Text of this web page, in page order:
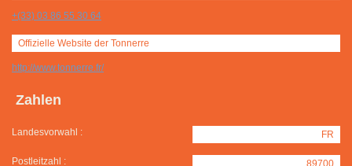
+(33) 03 86 55 30 64
Offizielle Website der Tonnerre
http://www.tonnerre.fr/
Zahlen
Landesvorwahl : FR
Postleitzahl : 89700